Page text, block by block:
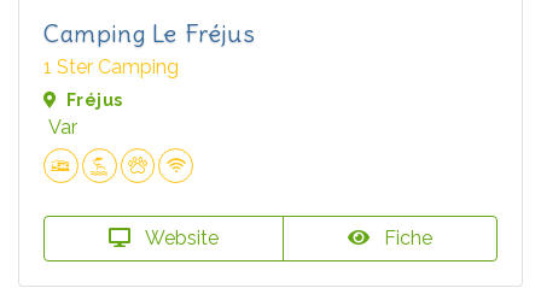
Camping Le Fréjus
1 Ster Camping
Fréjus
Var
Website Fiche